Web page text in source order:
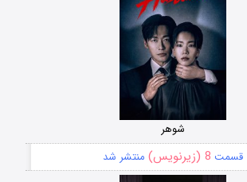
شوهر
قسمت 8 (زیرنویس) منتشر شد